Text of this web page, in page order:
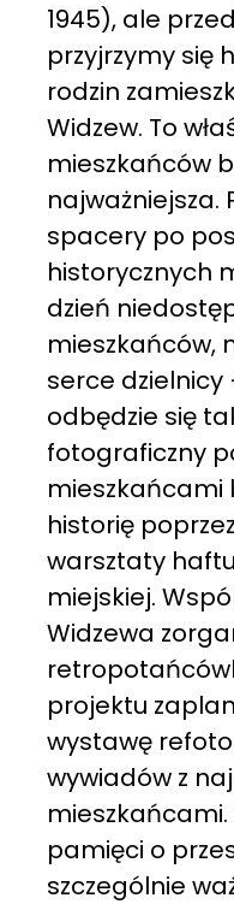
1945), ale
przyjrzymy się
rodzin
Widzew. To
mieszkańców
najważniejsza.
spacery po
historycznych
dzień
mieszkańców,
serce
odbędzie się
fotograficzny
mieszkańcami
historię
warsztaty
miejskiej.
Widzewa
projektu
wystawę
wywiadów z
pamięci o
szczególnie